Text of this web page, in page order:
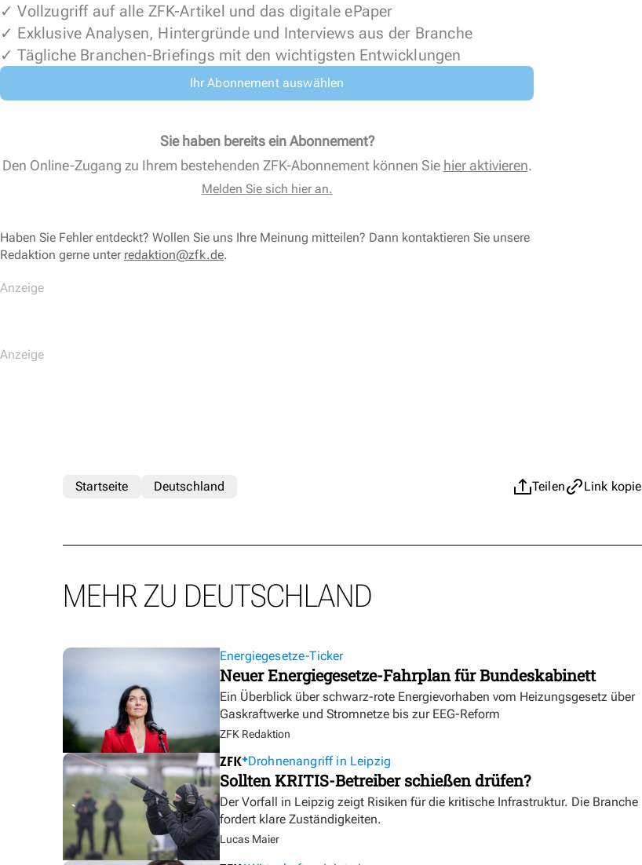
✓ Vollzugriff auf alle ZFK-Artikel und das digitale ePaper
✓ Exklusive Analysen, Hintergründe und Interviews aus der Branche
✓ Tägliche Branchen-Briefings mit den wichtigsten Entwicklungen
Ihr Abonnement auswählen
Sie haben bereits ein Abonnement?
Den Online-Zugang zu Ihrem bestehenden ZFK-Abonnement können Sie hier aktivieren.
Melden Sie sich hier an.
Haben Sie Fehler entdeckt? Wollen Sie uns Ihre Meinung mitteilen? Dann kontaktieren Sie unsere
Redaktion gerne unter redaktion@zfk.de.
Teilen Link
Startseite Deutschland
MEHR ZU DEUTSCHLAND
Energiegesetze-Ticker
Neuer Energiegesetze-Fahrplan für Bundeskabinett
Ein Überblick über schwarz-rote Energievorhaben vom Heizungsgesetz über
Gaskraftwerke und Stromnetze bis zur EEG-Reform
ZFK Redaktion
Drohnenangriff in Leipzig
Sollten KRITIS-Betreiber schießen drüfen?
Der Vorfall in Leipzig zeigt Risiken für die kritische Infrastruktur. Die Branche
fordert klare Zuständigkeiten.
Lucas Maier